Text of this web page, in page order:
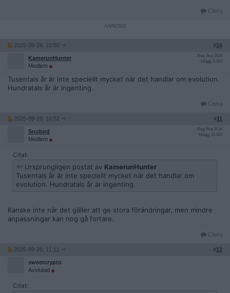
Citera
2025-09-26, 10:50 #10
KamerunHunter
Medlem
Reg: Aug 2023
Inlägg: 6 353
Tusentals år är inte speciellt mycket när det handlar om evolution.
Hundratals år är ingenting.
Citera
2025-09-26, 10:52 #11
Snobird
Medlem
Reg: Maj 2016
Inlägg: 10 920
Citat:
Ursprungligen postat av KamerunHunter
Tusentals år är inte speciellt mycket när det handlar om
evolution. Hundratals år är ingenting.
Kanske inte när det gäller att ge stora förändringar, men mindre
anpassningar kan nog gå fortare.
Citera
2025-09-26, 11:11 #12
sweetcrypto
Avslutad
Citat: